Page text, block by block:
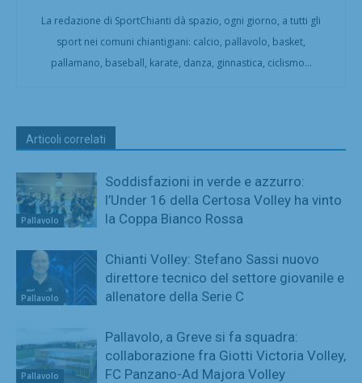
La redazione di SportChianti dà spazio, ogni giorno, a tutti gli
sport nei comuni chiantigiani: calcio, pallavolo, basket,
pallamano, baseball, karate, danza, ginnastica, ciclismo...
Articoli correlati
Pallavolo
Soddisfazioni in verde e azzurro:
l’Under 16 della Certosa Volley ha vinto
la Coppa Bianco Rossa
Pallavolo
Chianti Volley: Stefano Sassi nuovo
direttore tecnico del settore giovanile e
allenatore della Serie C
Pallavolo
Pallavolo, a Greve si fa squadra:
collaborazione fra Giotti Victoria Volley,
FC Panzano-Ad Majora Volley